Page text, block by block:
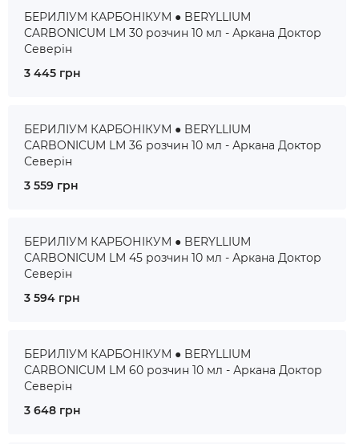
БЕРИЛІУМ КАРБОНІКУМ ● BERYLLIUM
CARBONICUM LM 30 розчин 10 мл - Аркана Доктор
Северін
3 445 грн
БЕРИЛІУМ КАРБОНІКУМ ● BERYLLIUM
CARBONICUM LM 36 розчин 10 мл - Аркана Доктор
Северін
3 559 грн
БЕРИЛІУМ КАРБОНІКУМ ● BERYLLIUM
CARBONICUM LM 45 розчин 10 мл - Аркана Доктор
Северін
3 594 грн
БЕРИЛІУМ КАРБОНІКУМ ● BERYLLIUM
CARBONICUM LM 60 розчин 10 мл - Аркана Доктор
Северін
3 648 грн